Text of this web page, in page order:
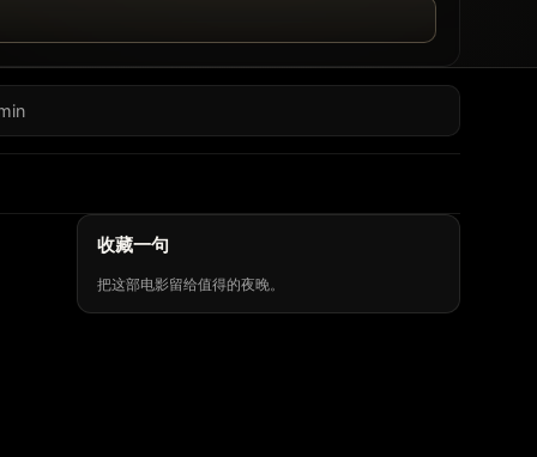
收藏一句
把这部电影留给值得的夜晚。